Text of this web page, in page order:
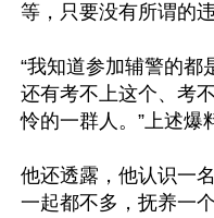
等，只要没有所谓的
“我知道参加辅警的都
还有考不上这个、考
怜的一群人。”上述爆
他还透露，他认识一
一起都不多，抚养一